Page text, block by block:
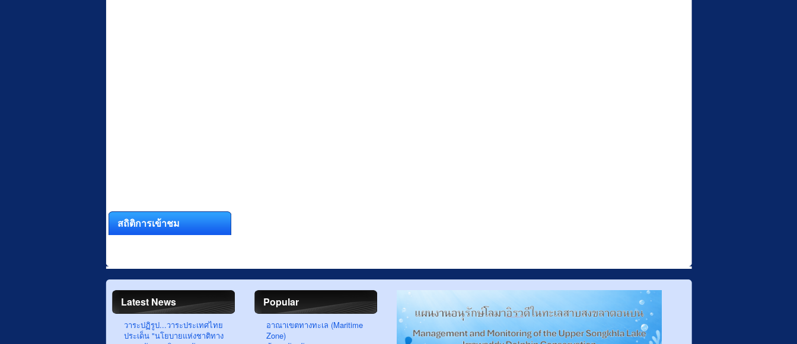
สถิติการเข้าชม
Latest News
วาระปฏิรูป...วาระประเทศไทย
ประเด็น "นโยบายแห่งชาติทาง
Popular
อาณาเขตทางทะเล (Maritime
Zone)